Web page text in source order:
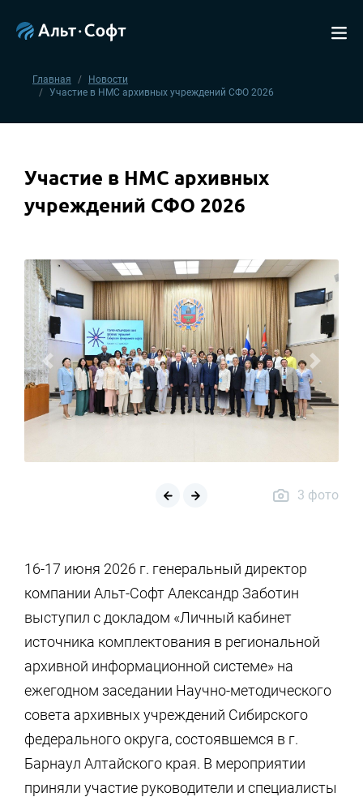
Главная
Новости
Участие в НМС архивных учреждений СФО 2026
Участие в НМС архивных
учреждений СФО 2026
Previous slide Next
3 фото
16-17 июня 2026 г. генеральный директор
компании Альт-Софт Александр Заботин
выступил с докладом «Личный кабинет
источника комплектования в региональной
архивной информационной системе» на
ежегодном заседании Научно-методического
совета архивных учреждений Сибирского
федерального округа, состоявшемся в г.
Барнаул Алтайского края. В мероприятии
приняли участие руководители и специалисты